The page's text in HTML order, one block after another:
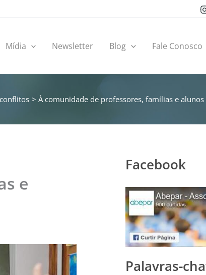
Mídia Newsletter Blog Fale Conosco
À comunidade de professores, famílias e alunos
e
Facebook
Palavras-